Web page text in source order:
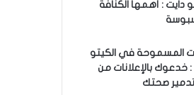
دايت : أهمها الكنافة
المسموحة في الكيتو
: خدعوك بالإعلانات من
صحتك